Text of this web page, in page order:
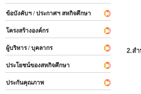
ข้อบังคับฯ / ประกาศฯ สหกิจศึกษา
โครงสร้างองค์กร
ผู้บริหาร / บุคลากร
ประโยชน์ของสหกิจศึกษา
ประกันคุณภาพ
2.ส